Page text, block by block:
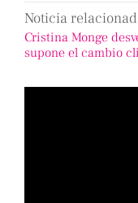
Noticia
Cristina Monge
supone el cambio